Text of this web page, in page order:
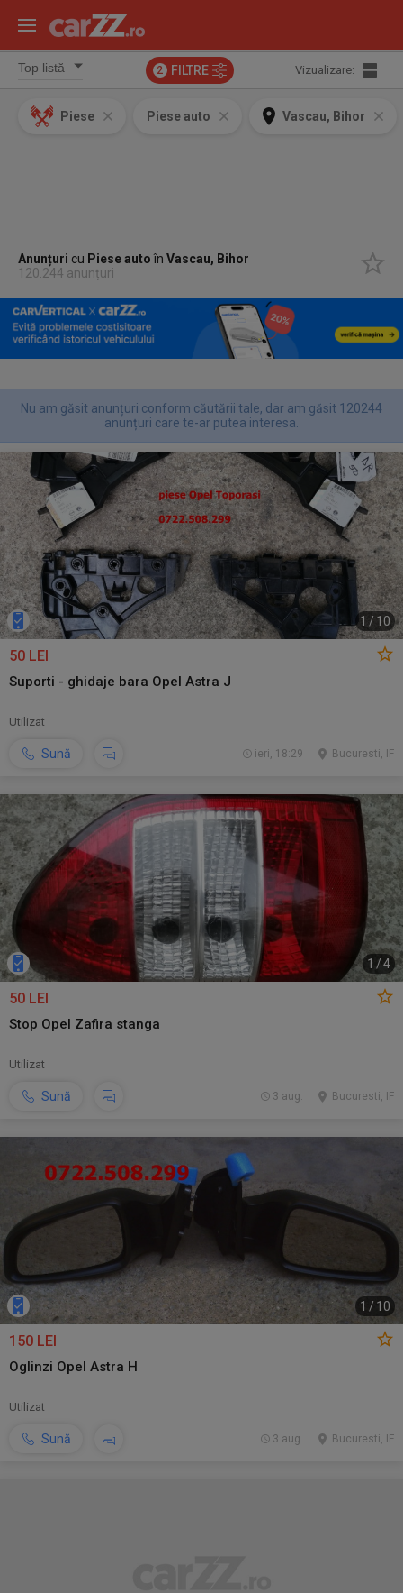
2 FILTRE Vizualizare:
Piese Piese auto Vascau, Bihor
Anunțuri cu Piese autoînVascau, Bihor
120.244 anunțuri
Nu am găsit anunțuri conform căutării tale, dar am găsit 120244
anunțuri care te-ar putea interesa.
1 / 10
50 LEI
Suporti - ghidaje bara Opel Astra J
Utilizat
Sună Bucuresti, IF
ieri, 18:29
1 /4
50 LEI
Stop Opel Zafira stanga
Utilizat
Sună Bucuresti, IF
3 aug.
1 / 10
150 LEI
Oglinzi Opel Astra H
Utilizat
Sună Bucuresti, IF
3 aug.